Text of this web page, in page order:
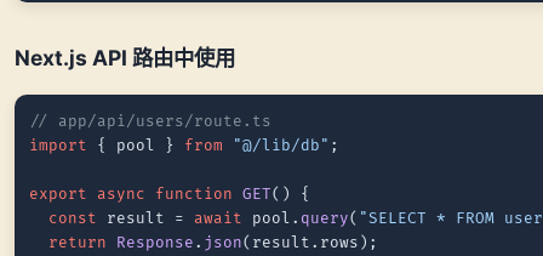
Next.js API 路由中使用
// app/api/users/route.ts
import { pool } from "@/lib/db" ;
export async function GET( ) {
const result = await pool. query( "SELECT * FROM
return
Response . json(result. rows );